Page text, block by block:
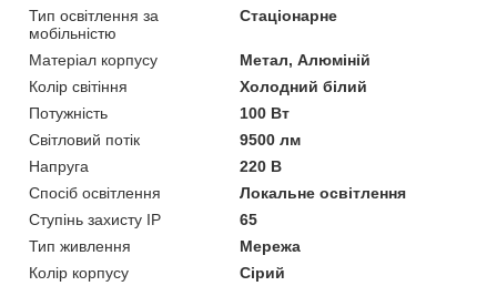
Тип освітлення за
мобільністю
Стаціонарне
Матеріал корпусу
Метал, Алюміній
Колір світіння
Холодний білий
Потужність
100 Вт
Світловий потік
9500 лм
Напруга
220 В
Спосіб освітлення
Локальне освітлення
Ступінь захисту IP
65
Тип живлення
Мережа
Колір корпусу
Сірий